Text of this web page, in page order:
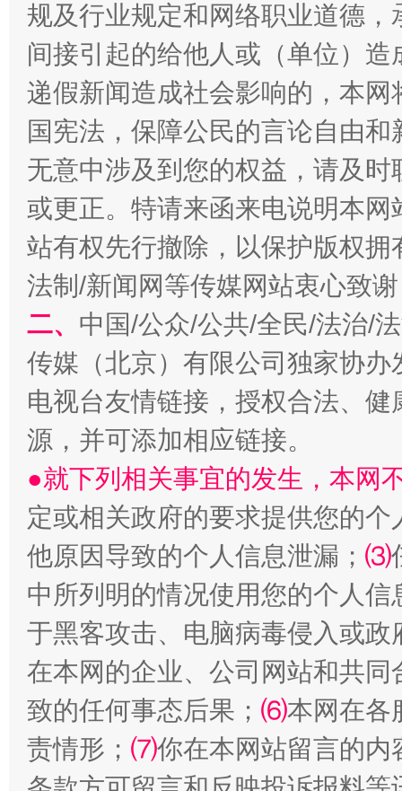
揭开“小金库”的免责幌子
受贿1.44亿！段成刚被判无期 从幼
全民健身五年计划来了！等你上场
阿坝州三大球赛在茂县开幕 规模
规及行业规定和网络职业道德
间接引起的给他人或（单位）
递假新闻造成社会影响的，本
国宪法，保障公民的言论自由
无意中涉及到您的权益，请及
或更正。特请来函来电说明本
站有权先行撤除，以保护版权
法制/新闻网等传媒网站衷心致
二、 中国/公众/公共/全民/法治/
传媒（北京）有限公司独家协
电视台友情链接，授权合法、
源，并可添加相应链接。
●就下列相关事宜的发生，本网
定或相关政府的要求提供您的个
他原因导致的个人信息泄漏； ⑶
中所列明的情况使用您的个人
于黑客攻击、电脑病毒侵入或
在本网的企业、公司网站和共
致的任何事态后果； ⑹本网在各
责情形； ⑺你在本网站留言的内